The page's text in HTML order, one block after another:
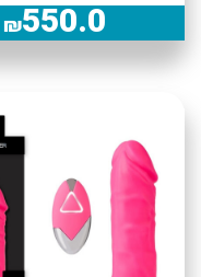
₪550.0